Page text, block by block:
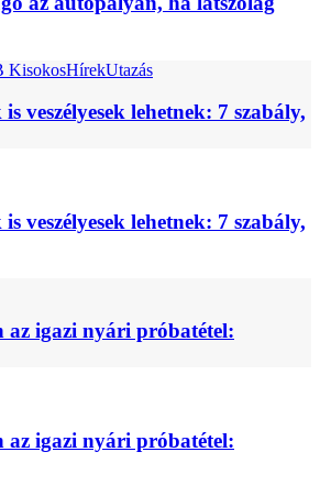
KisokosHírekUtazás
is veszélyesek lehetnek: 7 szabály,
is veszélyesek lehetnek: 7 szabály,
az igazi nyári próbatétel:
az igazi nyári próbatétel: